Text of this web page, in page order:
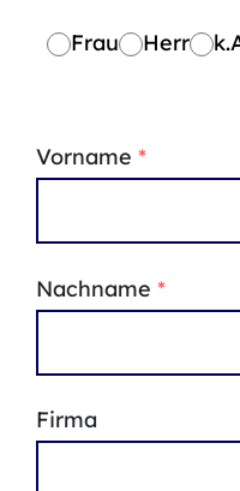
Frau Herr
Vorname *
Nachname *
Firma